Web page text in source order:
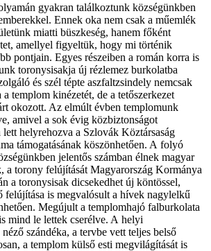
gyakran találkoztunk községünkben
Ennek oka nem csak a műemlék
miatti büszkeség, hanem főként
amellyel figyeltük, hogy mi történik
pontjain. Egyes részeiben a román korra is
toronysisakja új rézlemez burkolatba
és szél tépte aszfaltzsindely nemcsak
templom kinézetét, de a tetőszerkezet
okozott. Az elmúlt évben templomunk
amivel a sok évig közbiztonságot
lett helyrehozva a Szlovák Köztársaság
támogatásának köszönhetően. A folyó
jelentős számban élnek magyar
a torony felújítását Magyarország Kormánya
a toronysisak dicsekedhet új köntössel,
felújítása is megvalósult a hívek nagylelkű
Megújult a templomhajó falburkolata
mind le lettek cserélve. A helyi
szándéka, a tervbe vett teljes belső
a templom külső esti megvilágítását is